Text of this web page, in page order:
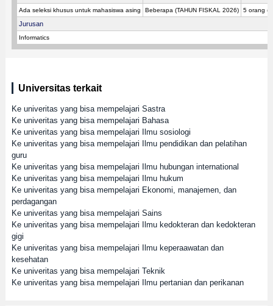
Ada seleksi khusus untuk mahasiswa asing Beberapa (TAHUN FISKAL 2026) 5 orang
Jurusan
Informatics
Universitas terkait
Ke univeritas yang bisa mempelajari Sastra
Ke univeritas yang bisa mempelajari Bahasa
Ke univeritas yang bisa mempelajari Ilmu sosiologi
Ke univeritas yang bisa mempelajari Ilmu pendidikan dan pelatihan
guru
Ke univeritas yang bisa mempelajari Ilmu hubungan international
Ke univeritas yang bisa mempelajari Ilmu hukum
Ke univeritas yang bisa mempelajari Ekonomi, manajemen, dan
perdagangan
Ke univeritas yang bisa mempelajari Sains
Ke univeritas yang bisa mempelajari Ilmu kedokteran dan kedokteran
gigi
Ke univeritas yang bisa mempelajari Ilmu keperaawatan dan
kesehatan
Ke univeritas yang bisa mempelajari Teknik
Ke univeritas yang bisa mempelajari Ilmu pertanian dan perikanan